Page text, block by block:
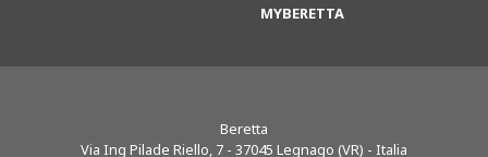
MYBERETTA
Beretta
Via Ing Pilade Riello, 7 - 37045 Legnago (VR) - Italia